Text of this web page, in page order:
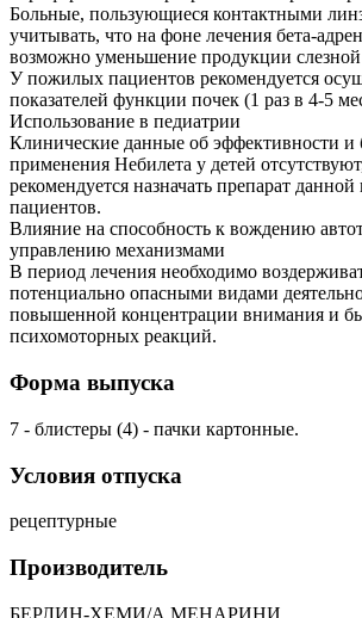
Больные, пользующиеся контактными
учитывать, что на фоне лечения бета-
возможно уменьшение продукции
У пожилых пациентов рекомендуется
показателей функции почек (1 раз в 4-5
Использование в педиатрии
Клинические данные об эффективности и
применения Небилета у детей
рекомендуется назначать препарат данной
пациентов.
Влияние на способность к вождению
управлению механизмами
В период лечения необходимо
потенциально опасными видами
повышенной концентрации внимания и
психомоторных реакций.
Форма выпуска
7 - блистеры (4) - пачки картонные.
Условия отпуска
рецептурные
Производитель
БЕРЛИН-ХЕМИ/А МЕНАРИНИ